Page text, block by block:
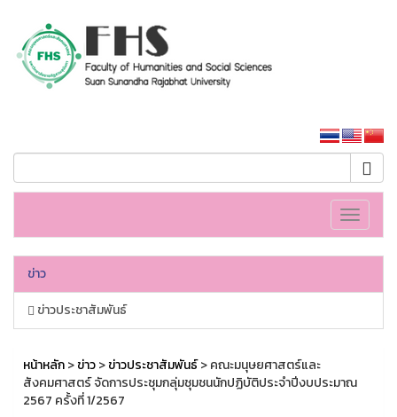
Toggle
ข่าว
ข่าวประชาสัมพันธ์
หน้าหลัก>ข่าว>ข่าวประชาสัมพันธ์> คณะมนุษยศาสตร์และ
สังคมศาสตร์ จัดการประชุมกลุ่มชุมชนนักปฏิบัติประจำปีงบประมาณ
2567 ครั้งที่ 1/2567